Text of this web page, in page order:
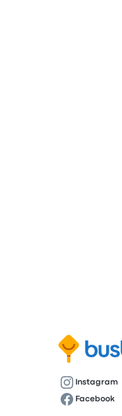
Instagram
Facebook